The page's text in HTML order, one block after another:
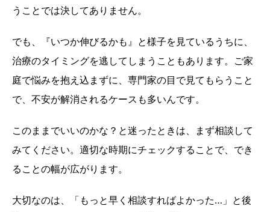
うことでは決してありません。
でも、『いつか伸びるかも』と様子を見ているうちに、
治療のタイミングを逃してしまうこともあります。ご家
庭で悩みを抱え込まずに、専門家の目で見てもらうこと
で、不安が解消されるケースも多いんです。
このままでいいのかな？と迷ったときは、まず相談して
みてください。適切な時期にチェックすることで、でき
ることの幅が広がります。
大切なのは、「もっと早く相談すればよかった…」と後